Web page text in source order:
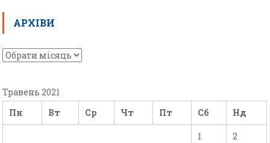
АРХІВИ
Травень 2021
Пн
Вт Ср Чт Пт Сб Нд
1 2